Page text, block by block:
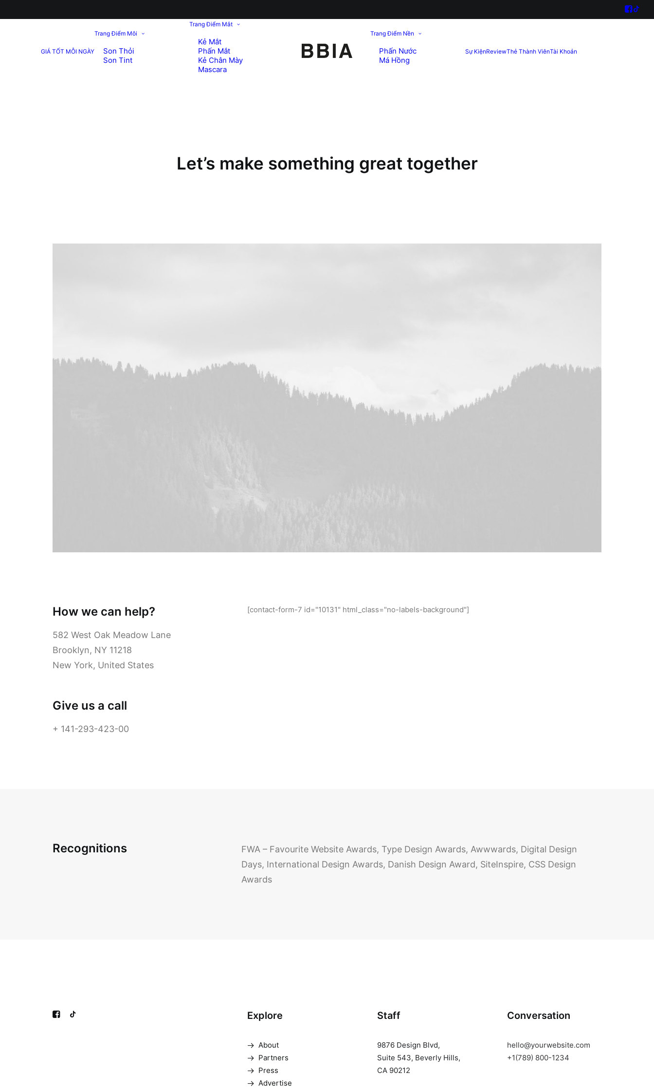
GIÁ TỐT MỖI NGÀY
Trang Điểm Môi
Son Thỏi
Son Tint
Trang Điểm Mắt
Kẻ Mắt
Phấn Mắt
Kẻ Chân Mày
Mascara
Trang Điểm Nền
Phấn Nước
Má Hồng
Sự KiệnReviewThẻ Thành ViênTài Khoản
Let’s make something great together
How we can help?
582 West Oak Meadow Lane
Brooklyn, NY 11218
New York, United States
Give us a call
+ 141-293-423-00
[contact-form-7 id="10131" html_class="no-labels-background"]
Recognitions
FWA – Favourite Website Awards, Type Design Awards, Awwwards, Digital Design
Days, International Design Awards, Danish Design Award, SiteInspire, CSS Design
Awards
Explore
About
Partners
Press
Advertise
Staff
9876 Design Blvd,
Suite 543, Beverly Hills,
CA 90212
Conversation
hello@yourwebsite.com
+1(789) 800-1234